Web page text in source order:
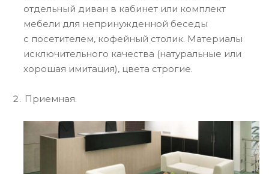
отдельный диван в кабинет или комплект
мебели для непринужденной беседы
с посетителем, кофейный столик. Материалы
исключительного качества (натуральные или
хорошая имитация), цвета строгие.
Приемная.